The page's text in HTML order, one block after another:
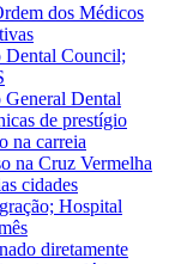
dos Médicos
Dental Council;
Dental
de prestígio
na carreia
na Cruz Vermelha
cidades
Hospital
diretamente